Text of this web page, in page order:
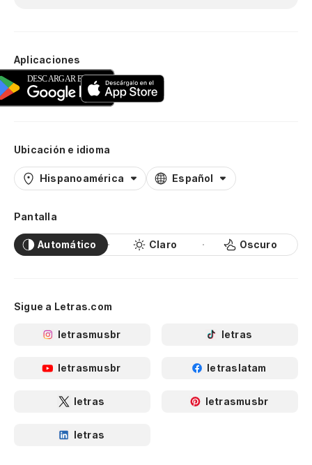
Aplicaciones
Ubicación e idioma
Hispanoamérica Español
Pantalla
Automático Claro Oscuro
Sigue a Letras.com
letrasmusbr letras
letrasmusbr letraslatam
letras letrasmusbr
letras